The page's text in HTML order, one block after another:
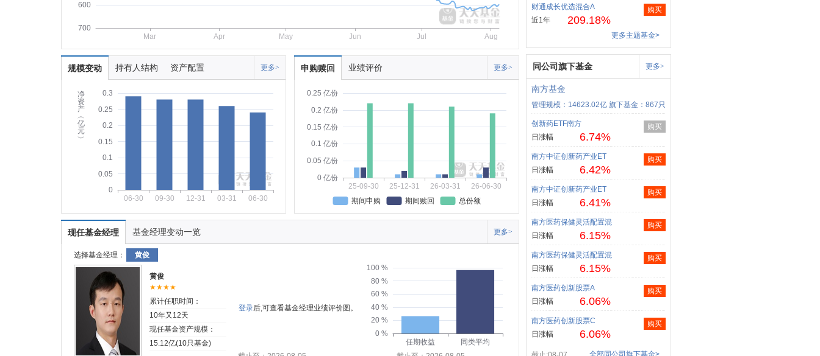
600
700
Mar
Apr May Jun Jul Aug
规模变动 持有人结构 资产配置 更多>
净
资
产
︵
亿
元
︶
0
0.05
0.1
0.15
0.2
0.25
0.3
06-30 09-30 12-31 03-31 06-30
申购赎回 业绩评价 更多>
0 亿份
0.05 亿份
0.1 亿份
0.15 亿份
0.2 亿份
0.25 亿份
25-09-30 25-12-31 26-03-31
26-06-30
期间申购
期间赎回 总份额
现任基金经理 基金经理变动一览 更多>
选择基金经理： 黄俊
黄俊
★★★★
累计任职时间：
10年又12天
现任基金资产规模：
15.12亿(10只基金)
登录后,可查看基金经理业绩评价图。
0 %
20 %
40 %
60 %
80 %
100 %
任期收益
同类平均
财通成长优选混合A
近1年
209.18%
购买
更多主题基金>
同公司旗下基金 更多>
南方基金
管理规模：14623.02亿 旗下基金：867只
创新药ETF南方
日涨幅
6.74%
购买
南方中证创新药产业ET
日涨幅
6.42%
购买
南方中证创新药产业ET
日涨幅
6.41%
购买
南方医药保健灵活配置混
日涨幅
6.15%
购买
南方医药保健灵活配置混
日涨幅
6.15%
购买
南方医药创新股票A
日涨幅
6.06%
购买
南方医药创新股票C
日涨幅
6.06%
购买
全部同公司旗下基金>